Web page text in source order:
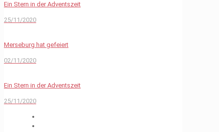
Ein Stern in der Adventszeit
25/11/2020
Merseburg hat gefeiert
02/11/2020
Ein Stern in der Adventszeit
25/11/2020